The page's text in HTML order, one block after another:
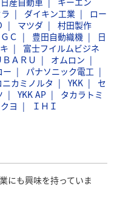
ダイキン工業
ロー
マツダ
村田製作
Ｃ 豊田自動織機
日
富士フイルムビジネ
ＢＡＲＵ
オムロン
ー
パナソニック電工
ニカミノルタ YKK
セ
YKK AP
タカラトミ
ヨ ＩＨＩ
にも興味を持っていま